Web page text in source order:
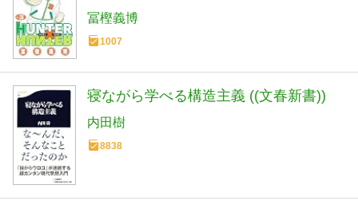
冨樫義博
1007
寝ながら学べる構造主義 ((文春新書))
内田樹
8838